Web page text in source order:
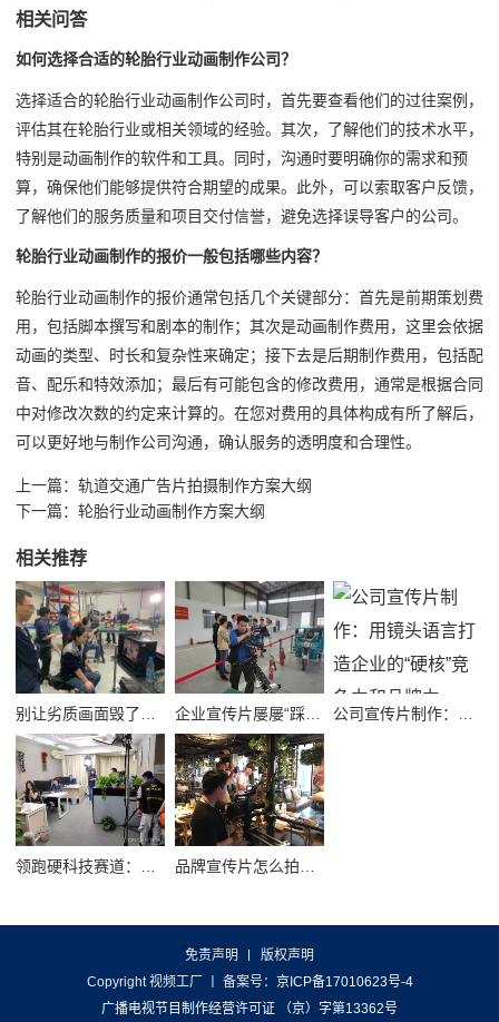
相关问答
如何选择合适的轮胎行业动画制作公司？
选择适合的轮胎行业动画制作公司时，首先要查看他们的过往案例，
评估其在轮胎行业或相关领域的经验。其次，了解他们的技术水平，
特别是动画制作的软件和工具。同时，沟通时要明确你的需求和预
算，确保他们能够提供符合期望的成果。此外，可以索取客户反馈，
了解他们的服务质量和项目交付信誉，避免选择误导客户的公司。
轮胎行业动画制作的报价一般包括哪些内容？
轮胎行业动画制作的报价通常包括几个关键部分：首先是前期策划费
用，包括脚本撰写和剧本的制作；其次是动画制作费用，这里会依据
动画的类型、时长和复杂性来确定；接下去是后期制作费用，包括配
音、配乐和特效添加；最后有可能包含的修改费用，通常是根据合同
中对修改次数的约定来计算的。在您对费用的具体构成有所了解后，
可以更好地与制作公司沟通，确认服务的透明度和合理性。
上一篇： 轨道交通广告片拍摄制作方案大纲
下一篇： 轮胎行业动画制作方案大纲
相关推荐
免责声明
版权声明
Copyright 视频工厂丨 备案号： 京ICP备17010623号-4
广播电视节目制作经营许可证 （京）字第13362号